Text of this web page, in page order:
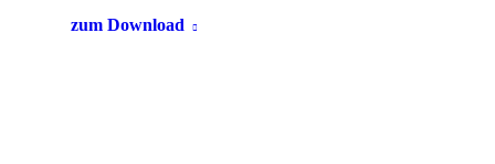
zum Download